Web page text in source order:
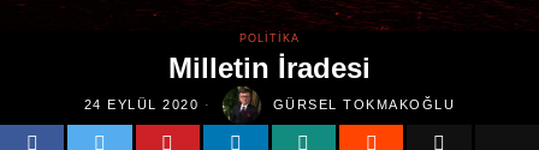
POLITIKA
Milletin İradesi
24 EYLÜL 2020 GÜRSEL TOKMAKOĞLU